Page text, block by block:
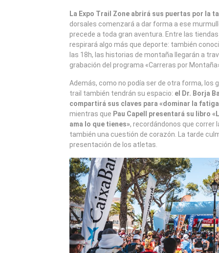
La Expo Trail Zone abrirá sus puertas por la
dorsales comenzará a dar forma a ese
precede a toda gran aventura. Entre las
respirará algo más que deporte: también
las 18h, las historias de montaña llegarán a
grabación del programa «Carreras por
Además, como no podía ser de otra forma, los
trail también tendrán su espacio: el Dr. Borja
compartirá sus claves para «dominar la
mientras que Pau Capell presentará su libro
ama lo que tienes», recordándonos que correr
también una cuestión de corazón. La tarde
presentación de los atletas.